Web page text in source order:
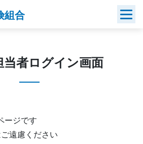
組合
当者ログイン画面
ージです
遠慮ください